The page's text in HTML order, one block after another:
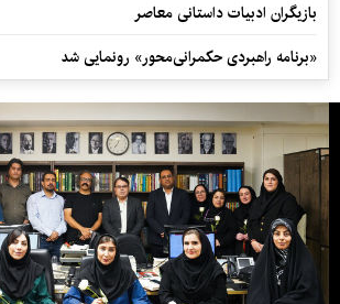
بازیگران ادبیات داستانی معاصر
«برنامه راهبردی حکمرانی‌محور» رونمایی شد